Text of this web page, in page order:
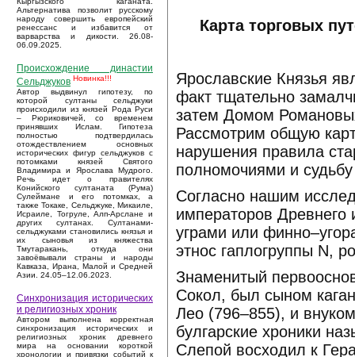
Альтернатива позволит русскому
народу совершить европейский
ренессанс и избавится от
варварства и дикости. 26.08-
06.09.2025.
Происхождение династии
Сельджуков Новинка!!!
Автор выдвинул гипотезу, по
которой султаны сельджуки
происходили из князей Рода Руси
– Рюриковичей, со временем
принявших Ислам. Гипотеза
полностью подтвердилась
отождествлением основных
исторических фигур сельджуков с
потомками князей Святого
Владимира и Ярослава Мудрого.
Речь идет о правителях
Конийского султаната (Рума)
Сулеймане и его потомках, а
также Токаке, Сельджуке, Микаиле,
Исраиле, Тогруле, Алп-Арслане и
других султанах. Султанами-
сельджуками становились князья и
их сыновья из княжества
Тмутаракань, откуда они
завоёвывали страны и народы
Кавказа, Ирана, Малой и Средней
Азии. 24.05–12.06.2023.
Синхронизация исторических
и религиозных хроник
Автором выполнена корректная
синхронизация исторических и
религиозных хроник древнего
мира на основании короткой
хронологии и привязки событий к
Карта торговых
Ярославские Князья
факт тщательно
затем Домом
Рассмотрим общую
нарушения правила
полномочиями и
Согласно нашим
императоров
уграми или
этнос гаплогруппы N,
Знаменитый
Сокол, был сыном
Лео (796–855), и
булгарские хроники
Слепой восходил к